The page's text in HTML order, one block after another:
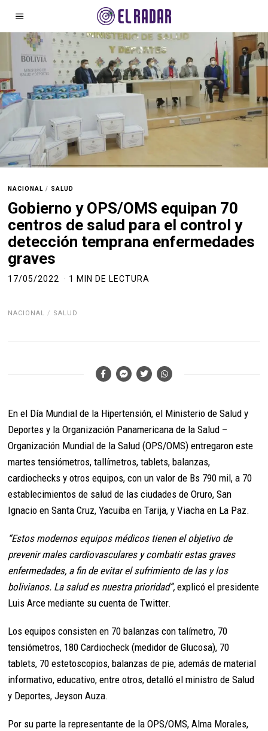
NACIONAL / SALUD
Gobierno y OPS/OMS equipan 70
centros de salud para el control y
detección temprana enfermedades
graves
17/05/2022 1 MIN DE LECTURA
NACIONAL / SALUD
En el Día Mundial de la Hipertensión, el Ministerio de Salud y
Deportes y la Organización Panamericana de la Salud –
Organización Mundial de la Salud (OPS/OMS) entregaron este
martes tensiómetros, tallímetros, tablets, balanzas,
cardiochecks y otros equipos, con un valor de Bs 790 mil, a 70
establecimientos de salud de las ciudades de Oruro, San
Ignacio en Santa Cruz, Yacuiba en Tarija, y Viacha en La Paz.
“Estos modernos equipos médicos tienen el objetivo de
prevenir males cardiovasculares y combatir estas graves
enfermedades, a fin de evitar el sufrimiento de las y los
bolivianos. La salud es nuestra prioridad”,explicó el presidente
Luis Arce mediante su cuenta de Twitter.
Los equipos consisten en 70 balanzas con talímetro, 70
tensiómetros, 180 Cardiocheck (medidor de Glucosa), 70
tablets, 70 estetoscopios, balanzas de pie, además de material
informativo, educativo, entre otros, detalló el ministro de Salud
y Deportes, Jeyson Auza.
Por su parte la representante de la OPS/OMS, Alma Morales,